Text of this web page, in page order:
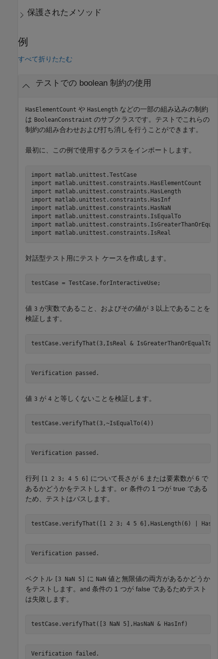
保護されたメソッド
例
すべて折りたたむ
テストでの boolean 制約の使用
HasElementCount や HasLength などの一部の組み込みの制約
は BooleanConstraint のサブクラスです。テストでこれらの
制約の組み合わせおよび打ち消しを行うことができます。
最初に、この例で使用するクラスをインポートします。
import matlab.unittest.TestCase
import matlab.unittest.constraints.HasElementCount
import matlab.unittest.constraints.HasLength
import matlab.unittest.constraints.HasInf
import matlab.unittest.constraints.HasNaN
import matlab.unittest.constraints.IsEqualTo
import
import matlab.unittest.constraints.IsReal
対話型テスト用にテスト ケースを作成します。
testCase = TestCase.forInteractiveUse;
値 3 が実数であること、およびその値が 3 以上であることを
検証します。
Verification passed.
値 3 が 4 と等しくないことを検証します。
Verification passed.
行列 [1 2 3; 4 5 6] について長さが 6 または要素数が 6 で
あるかどうかをテストします。
or 条件の 1 つが true である
ため、テストはパスします。
Verification passed.
ベクトル [3 NaN 5] に NaN 値と無限値の両方があるかどうか
をテストします。
and 条件の 1 つが false であるためテスト
は失敗します。
testCase.verifyThat([3 NaN 5],HasNaN & HasInf)
Verification failed.